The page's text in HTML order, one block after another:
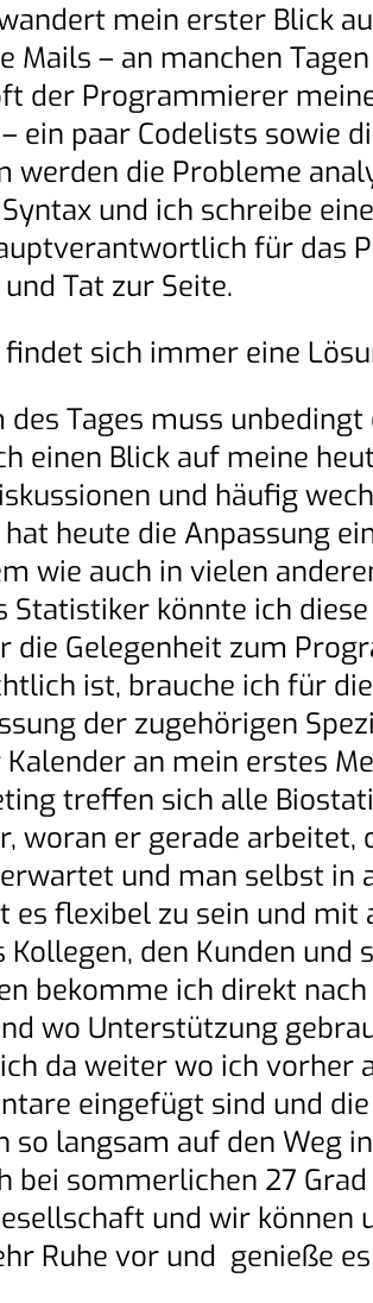
mein erster Blick
Mails – an manchen
der Programmierer
paar Codelists sowie
werden die Probleme
und ich schreibe
für das
Tat zur Seite.
sich immer eine
Tages muss
einen Blick auf meine
und häufig
heute die Anpassung
wie auch in vielen
könnte ich
die Gelegenheit zum
ist, brauche ich für
der zugehörigen
an mein erstes
treffen sich alle
woran er gerade
und man selbst in
flexibel zu sein und mit
den Kunden und
bekomme ich direkt
wo Unterstützung
da weiter wo ich
eingefügt sind und
so langsam auf den Weg
bei sommerlichen 27
und wir
Ruhe vor und genieße